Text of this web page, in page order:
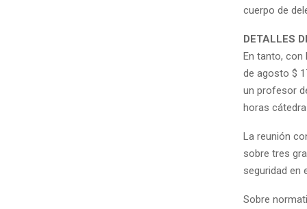
cuerpo de
DETALLES
En tanto, con
de agosto $
un profesor
horas
La reunión
sobre tres
seguridad en
Sobre